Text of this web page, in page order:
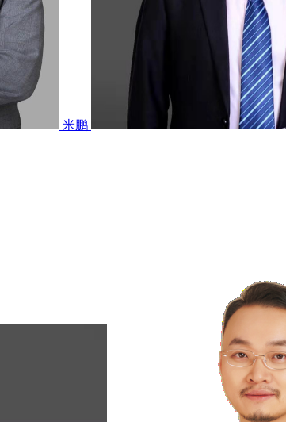
相关政府主管部门的要求; 4、为维护社会公众的利
要的措施来保护您的信息，采取物理、技术和
信息访问授权控制。为此我们设置了安全程序
育公司尽力采取上述措施，您的信息仍有可能
减少相关损失。
6.3 您在使用学府教育产品和/
可能会丢失您的信息，并可能产生对您不利的
种情况和在合理时间内采取行动前，我们对此不
将要采取的处置措施、您可自主防范和降低风
责保管；用户应当对以其用户帐号进行的所有
同意接受公司进一步的电话服务。
容视为本协议的一部分，用户如使用该等学府
务的其他用户公开分享您的相关信息，例如，
有关的位置数据和日志信息。使用我们产品和/
使您删除共享信息，有关信息仍可能由其他用
们的产品和/或服务上传、发布和交流相关信息内
是个人敏感信息，例如您的种族、宗教、个人健
内容和信息（例如有关您社交活动的照片等信
本《隐私政策》所述的目的和方式来处理您的个人
米鹏